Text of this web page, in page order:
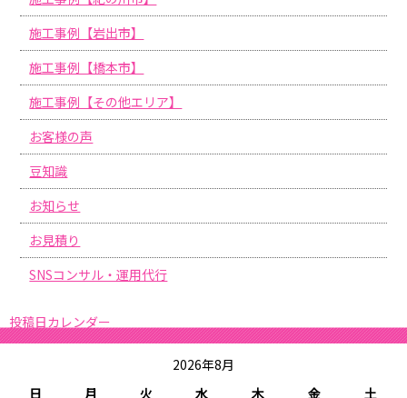
施工事例【岩出市】
施工事例【橋本市】
施工事例【その他エリア】
お客様の声
豆知識
お知らせ
お見積り
SNSコンサル・運用代行
投稿日カレンダー
2026年8月
日
月 火 水 木 金 土